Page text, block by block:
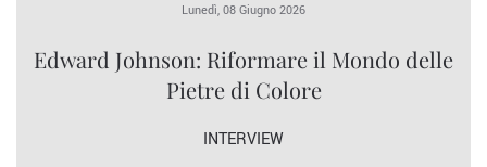
Lunedì, 08 Giugno 2026
Edward Johnson: Riformare il Mondo delle
Pietre di Colore
INTERVIEW